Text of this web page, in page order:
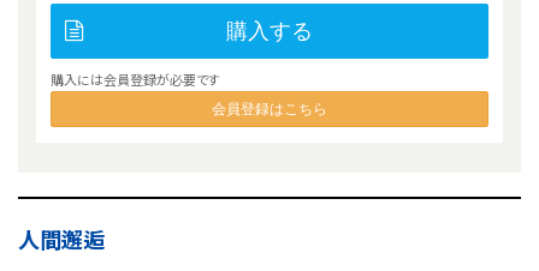
購入する
購入には会員登録が必要です
会員登録はこちら
人間邂逅